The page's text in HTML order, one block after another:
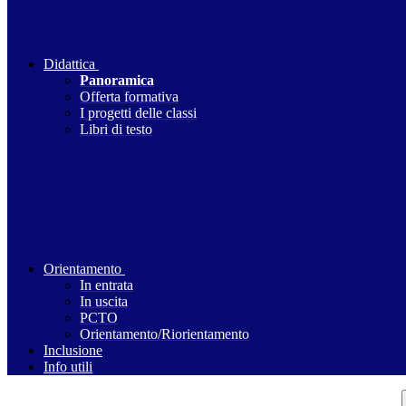
Didattica
Panoramica
Offerta formativa
I progetti delle classi
Libri di testo
Orientamento
In entrata
In uscita
PCTO
Orientamento/Riorientamento
Inclusione
Info utili